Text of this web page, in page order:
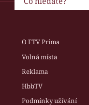
O FTV Prima
Volná místa
Reklama
HbbTV
Podmínky užívání